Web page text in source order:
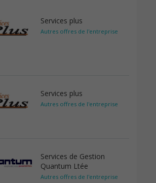
Services plus
Autres offres de l'entreprise
Services plus
Autres offres de l'entreprise
Services de Gestion
Quantum Ltée
Autres offres de l'entreprise